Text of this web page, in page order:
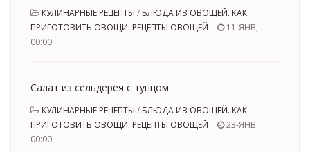
КУЛИНАРНЫЕ РЕЦЕПТЫ / БЛЮДА ИЗ ОВОЩЕЙ. КАК
ПРИГОТОВИТЬ ОВОЩИ. РЕЦЕПТЫ ОВОЩЕЙ
11-ЯНВ,
00:00
Салат из сельдерея с тунцом
КУЛИНАРНЫЕ РЕЦЕПТЫ / БЛЮДА ИЗ ОВОЩЕЙ. КАК
ПРИГОТОВИТЬ ОВОЩИ. РЕЦЕПТЫ ОВОЩЕЙ
23-ЯНВ,
00:00